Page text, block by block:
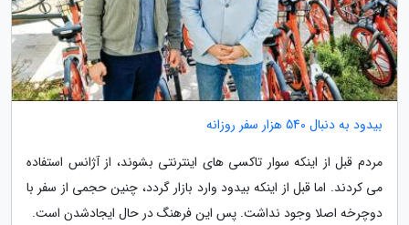
بیدود به دنبال 540 هزار سفر روزانه
مردم قبل از اینکه سوار تاکسی های اینترنتی بشوند، از آژانس استفاده
می کردند. اما قبل از اینکه بیدود وارد بازار گردد، چنین حجمی از سفر با
دوچرخه اصلا وجود نداشت. پس این فرهنگ در حال ایجادشدن است.